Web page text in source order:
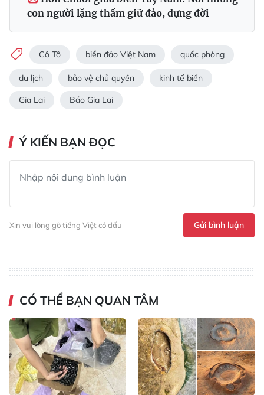
vị thế của Cô Tô là một trong những điểm
đến biển đảo lý tưởng tại miền Bắc.
Theo Mai Thanh Hải - Ngô Trần Hải An
Đánh giá bài viết
Đảo Đá Dựng - điểm đến mới trên vịnh Bái